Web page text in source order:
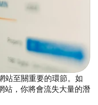
站至關重要的環節。如
站，你將會流失大量的潛